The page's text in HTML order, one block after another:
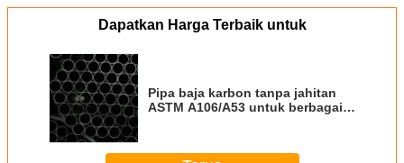
Dapatkan Harga Terbaik untuk
Pipa baja karbon tanpa jahitan
ASTM A106/A53 untuk berbagai